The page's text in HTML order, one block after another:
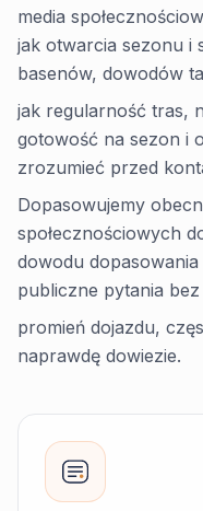
media
jak otwarcia sezonu i
basenów, dowodów
jak regularność tras,
gotowość na sezon i
zrozumieć przed
Dopasowujemy
społecznościowych
dowodu dopasowania
publiczne pytania
promień dojazdu,
naprawdę dowiezie.